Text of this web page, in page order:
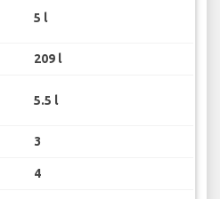
5 l
209 l
5.5 l
3
4